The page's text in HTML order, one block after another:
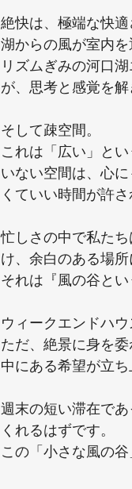
絶快は、極端な快
湖からの風が室内
リズムぎみの河口
が、思考と感覚を
そして疎空間。
これは「広い」と
いない空間は、心
くていい時間が許
忙しさの中で私た
け、余白のある場
それは『風の谷と
ウィークエンドハ
ただ、絶景に身を
中にある希望が立
週末の短い滞在で
くれるはずです。
この「小さな風の